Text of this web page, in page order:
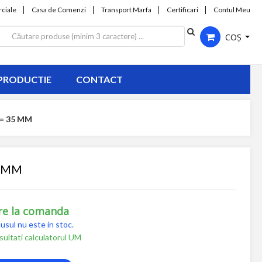
Casa de Comenzi Transport Marfa Certificari Contul Meu
COȘ
CONTACT
35 MM
la comanda
nu este in stoc.
calculatorul UM